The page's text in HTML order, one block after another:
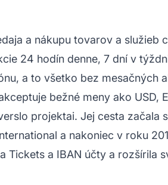
a nákupu tovarov a služieb
24 hodín denne, 7 dní v
a to všetko bez mesačných
bežné meny ako USD,
projektai. Jej cesta začala
a nakoniec v roku
Tickets a IBAN účty a rozšírila